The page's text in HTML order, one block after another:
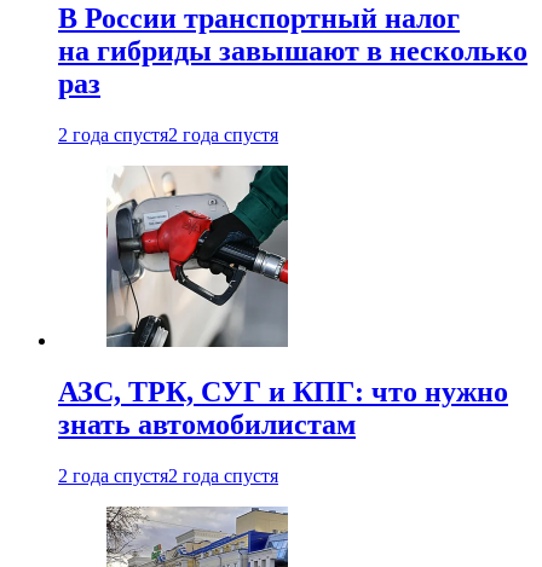
В России транспортный налог
на гибриды завышают в несколько
раз
2 года спустя2 года спустя
АЗС, ТРК, СУГ и КПГ: что нужно
знать автомобилистам
2 года спустя2 года спустя